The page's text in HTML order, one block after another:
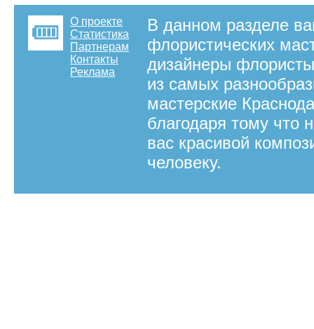
О проекте
Статистика
Партнерам
Контакты
Реклама
В данном разделе
флористических
дизайнеры
из самых
мастерские
благодаря тому что
вас красивой
человеку.